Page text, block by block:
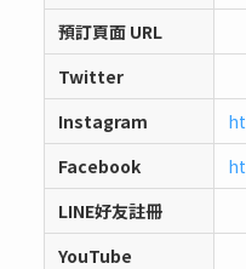
預訂頁面 URL
Twitter
Instagram
Facebook
LINE好友註冊
YouTube